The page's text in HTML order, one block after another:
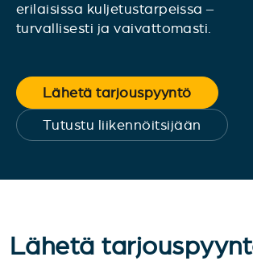
erilaisissa kuljetustarpeissa –
turvallisesti ja vaivattomasti.
Lähetä tarjouspyyntö
Tutustu liikennöitsijään
Lähetä